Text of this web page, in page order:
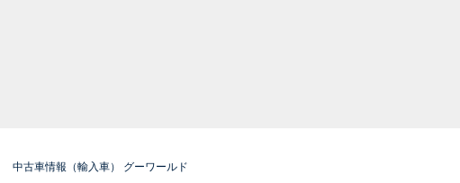
中古車情報（輸入車） グーワールド